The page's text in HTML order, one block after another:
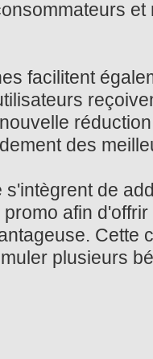
facilitent
des
de
afin
Cette
plusieurs